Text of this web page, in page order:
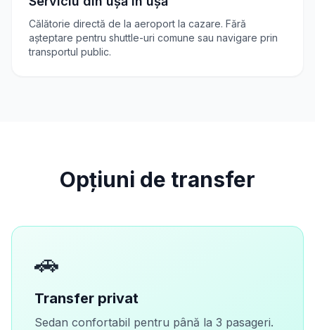
Călătorie directă de la aeroport la cazare. Fără
așteptare pentru shuttle-uri comune sau navigare prin
transportul public.
Opțiuni de transfer
🚗
Transfer privat
Sedan confortabil pentru până la 3 pasageri.